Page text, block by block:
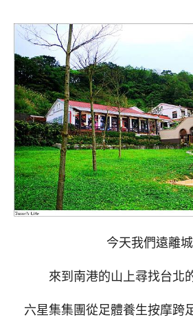
今天我們遠離
來到南港的山上尋找台北
六星集集團從足體養生按摩跨